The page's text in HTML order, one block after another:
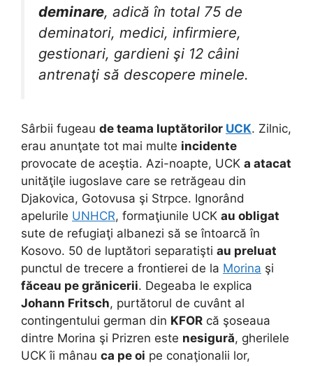
deminare, adică în total 75 de
deminatori, medici, infirmiere,
gestionari, gardieni şi 12 câini
antrenaţi să descopere minele.
Sârbii fugeau de teama luptătorilor UCK. Zilnic,
erau anunţate tot mai multe incidente
provocate de aceştia. Azi-noapte, UCK a atacat
unităţile iugoslave care se retrăgeau din
Djakovica, Gotovusa şi Strpce. Ignorând
apelurile UNHCR, formaţiunile UCK au obligat
sute de refugiaţi albanezi să se întoarcă în
Kosovo. 50 de luptători separatişti au preluat
punctul de trecere a frontierei de la Morina şi
făceau pe grănicerii. Degeaba le explica
Johann Fritsch, purtătorul de cuvânt al
contingentului german din KFOR că şoseaua
dintre Morina şi Prizren este nesigură, gherilele
UCK îi mânau ca pe oi pe conaţionalii lor,